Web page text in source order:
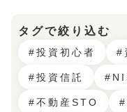
タグで絞り込む
#投資初心者 #
#投資信託
#不動産STO